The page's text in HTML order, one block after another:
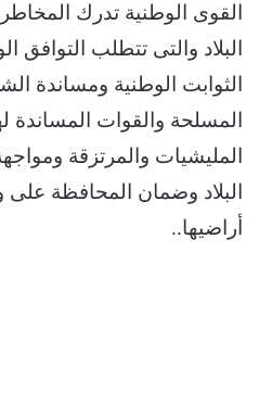
القوى الوطنية تدرك
البلاد والتى تتطلب التوافق
الثوابت الوطنية ومساندة
المسلحة والقوات
المليشيات والمرتزقة
البلاد وضمان المحافظة على
أراضيها..